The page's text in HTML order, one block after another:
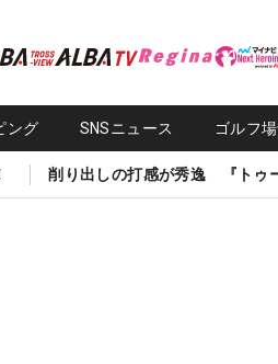
ング SNSニュース ゴルフ
削り出しの打感が秀逸 『トゥ